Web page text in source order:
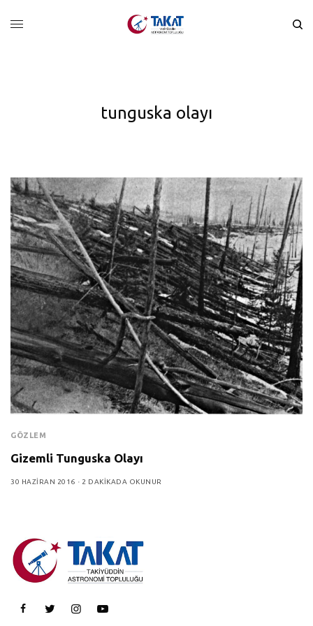
tunguska olayı
GÖZLEM
Gizemli Tunguska Olayı
30 HAZIRAN 2016 2 DAKIKADA OKUNUR